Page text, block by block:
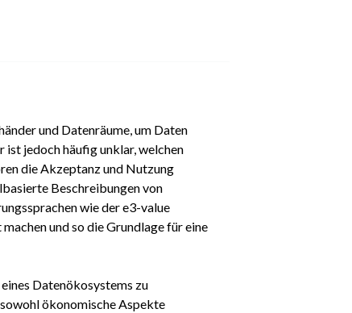
und Datenräume, um Daten
ist jedoch häufig unklar, welchen
die Akzeptanz und Nutzung
Beschreibungen von
wie der e3-value
und so die Grundlage für eine
Datenökosystems zu
ökonomische Aspekte